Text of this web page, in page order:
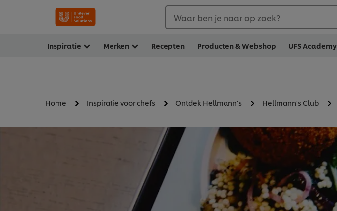
Waar ben je naar op zoek?
Inspiratie Merken Recepten Producten & Webshop UFS Academy
Home Inspiratie voor chefs Ontdek Hellmann's Hellmann's Club